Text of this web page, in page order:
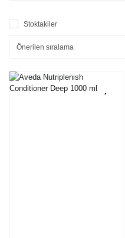
Stoktakiler